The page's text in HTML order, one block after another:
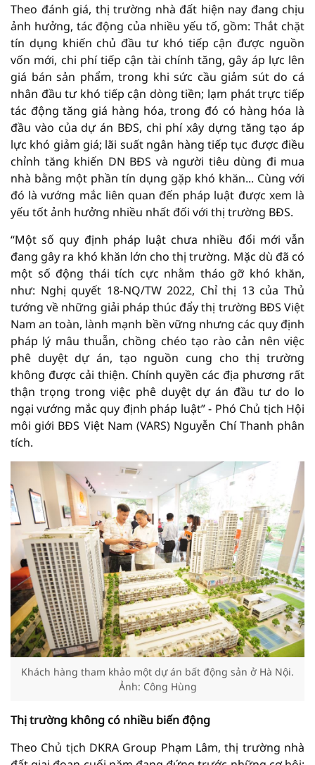
Theo đánh giá, thị trường nhà đất hiện nay đang chịu
ảnh hưởng, tác động của nhiều yếu tố, gồm: Thắt chặt
tín dụng khiến chủ đầu tư khó tiếp cận được nguồn
vốn mới, chi phí tiếp cận tài chính tăng, gây áp lực lên
giá bán sản phẩm, trong khi sức cầu giảm sút do cá
nhân đầu tư khó tiếp cận dòng tiền; lạm phát trực tiếp
tác động tăng giá hàng hóa, trong đó có hàng hóa là
đầu vào của dự án BĐS, chi phí xây dựng tăng tạo áp
lực khó giảm giá; lãi suất ngân hàng tiếp tục được điều
chỉnh tăng khiến DN BĐS và người tiêu dùng đi mua
nhà bằng một phần tín dụng gặp khó khăn... Cùng với
đó là vướng mắc liên quan đến pháp luật được xem là
yếu tốt ảnh hưởng nhiều nhất đối với thị trường BĐS.
“Một số quy định pháp luật chưa nhiều đổi mới vẫn
đang gây ra khó khăn lớn cho thị trường. Mặc dù đã có
một số động thái tích cực nhằm tháo gỡ khó khăn,
như: Nghị quyết 18-NQ/TW 2022, Chỉ thị 13 của Thủ
tướng về những giải pháp thúc đẩy thị trường BĐS Việt
Nam an toàn, lành mạnh bền vững nhưng các quy định
pháp lý mâu thuẫn, chồng chéo tạo rào cản nên việc
phê duyệt dự án, tạo nguồn cung cho thị trường
không được cải thiện. Chính quyền các địa phương rất
thận trọng trong việc phê duyệt dự án đầu tư do lo
ngại vướng mắc quy định pháp luật” - Phó Chủ tịch Hội
môi giới BĐS Việt Nam (VARS) Nguyễn Chí Thanh phân
tích.
Khách hàng tham khảo một dự án bất động sản ở Hà Nội.
Ảnh: Công Hùng
Thị trường không có nhiều biến động
Theo Chủ tịch DKRA Group Phạm Lâm, thị trường nhà